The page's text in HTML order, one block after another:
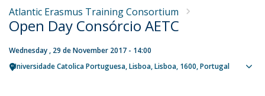
Atlantic Erasmus Training Consortium
Open Day Consórcio AETC
Wednesday , 29 de November 2017 - 14:00
Universidade Catolica Portuguesa Lisboa Lisboa 1600 Portugal